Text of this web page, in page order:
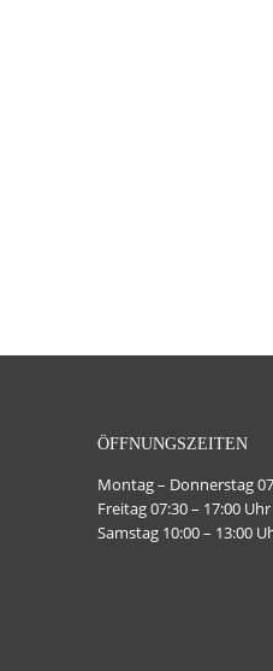
ÖFFNUNGSZEITEN
Montag – Donnerstag
Freitag 07:30 – 17:00 Uhr
Samstag 10:00 – 13:00